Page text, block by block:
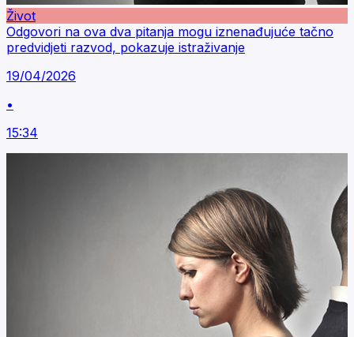
Život
Odgovori na ova dva pitanja mogu iznenađujuće tačno
predvidjeti razvod, pokazuje istraživanje
19/04/2026
•
15:34